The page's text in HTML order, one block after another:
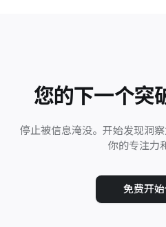
您的下一个突
停止被信息淹没。开始发现洞
你的专注力
免费开